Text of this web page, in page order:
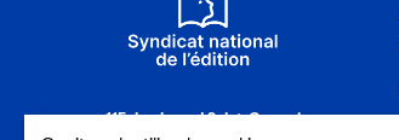
115, boulevard Saint-Germain